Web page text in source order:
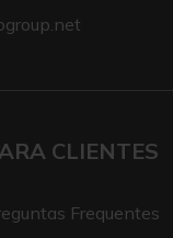
CLIENTES
Frequentes